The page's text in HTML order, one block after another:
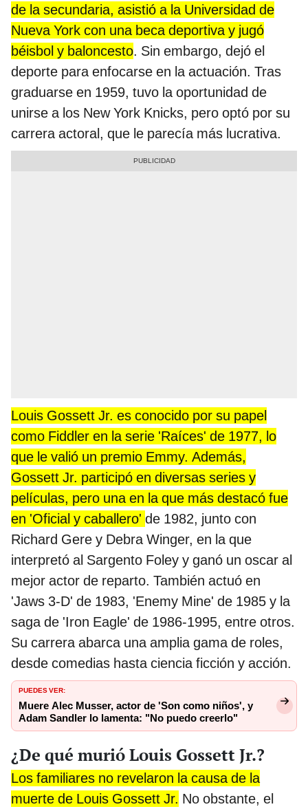
de la secundaria, asistió a la Universidad de
Nueva York con una beca deportiva y jugó
béisbol y baloncesto. Sin embargo, dejó el
deporte para enfocarse en la actuación. Tras
graduarse en 1959, tuvo la oportunidad de
unirse a los New York Knicks, pero optó por su
carrera actoral, que le parecía más lucrativa.
Louis Gossett Jr. es conocido por su papel
como Fiddler en la serie 'Raíces' de 1977, lo
que le valió un premio Emmy. Además,
Gossett Jr. participó en diversas series y
películas, pero una en la que más destacó fue
en 'Oficial y caballero' de 1982, junto con
Richard Gere y Debra Winger, en la que
interpretó al Sargento Foley y ganó un oscar al
mejor actor de reparto. También actuó en
'Jaws 3-D' de 1983, 'Enemy Mine' de 1985 y la
saga de 'Iron Eagle' de 1986-1995, entre otros.
Su carrera abarca una amplia gama de roles,
desde comedias hasta ciencia ficción y acción.
PUEDES VER:
Muere Alec Musser, actor de 'Son como niños', y
Adam Sandler lo lamenta: "No puedo creerlo"
¿De qué murió Louis Gossett Jr.?
Los familiares no revelaron la causa de la
muerte de Louis Gossett Jr. No obstante, el